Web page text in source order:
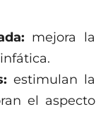
mejora la
estimulan la
el aspecto